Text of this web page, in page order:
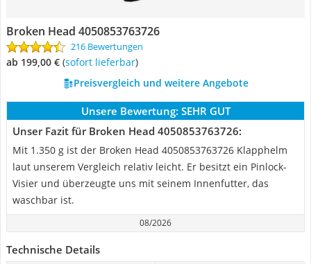
Broken Head 4050853763726
216 Bewertungen
ab 199,00 € ( Sofort lieferbar)
Preisvergleich und weitere Angebote
Unsere Bewertung: SEHR GUT
Unser Fazit für Broken Head 4050853763726:
Mit 1.350 g ist der Broken Head 4050853763726 Klapphelm
laut unserem Vergleich relativ leicht. Er besitzt ein Pinlock-
Visier und überzeugte uns mit seinem Innenfutter, das
waschbar ist.
08/2026
Technische Details